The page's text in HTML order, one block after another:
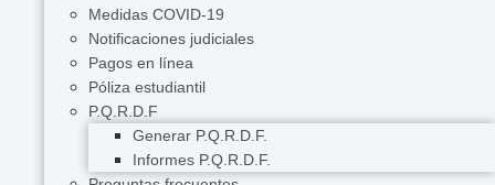
Medidas COVID-19
Notificaciones judiciales
Pagos en línea
Póliza estudiantil
P.Q.R.D.F
Generar P.Q.R.D.F.
Informes P.Q.R.D.F.